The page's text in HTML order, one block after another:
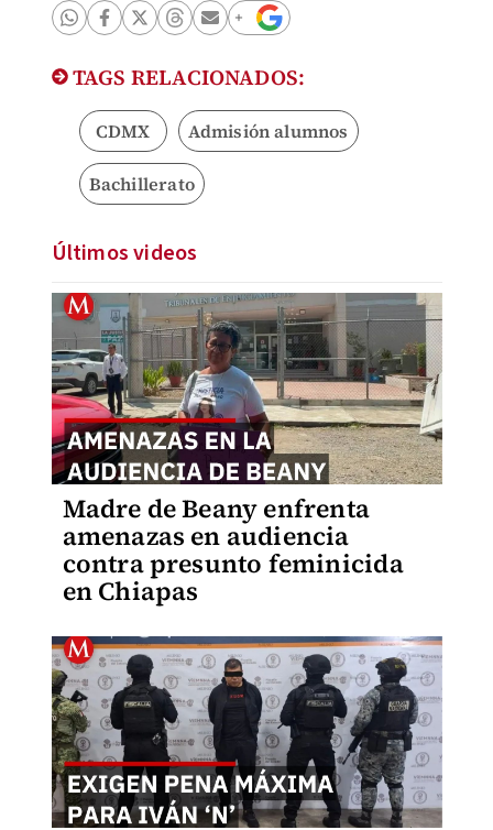
TAGS RELACIONADOS:
CDMX Admisión alumnos
Bachillerato
Últimos videos
Madre de Beany enfrenta
amenazas en audiencia
contra presunto feminicida
en Chiapas